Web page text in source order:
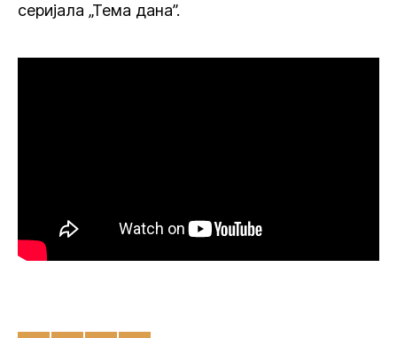
серијала „Тема дана”.